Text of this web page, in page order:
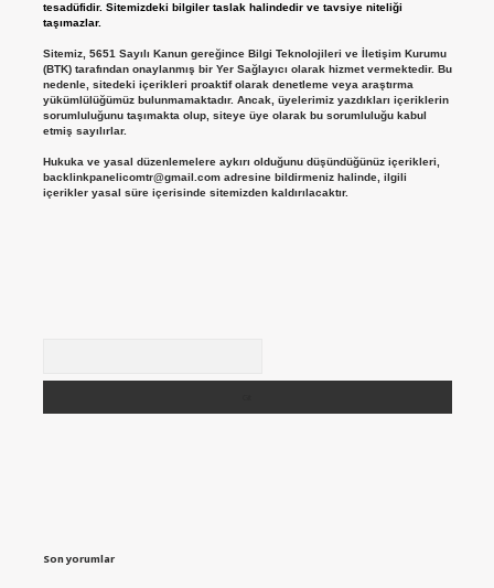
tesadüfidir. Sitemizdeki bilgiler taslak halindedir ve tavsiye niteliği
taşımazlar.
Sitemiz, 5651 Sayılı Kanun gereğince Bilgi Teknolojileri ve İletişim Kurumu
(BTK) tarafından onaylanmış bir Yer Sağlayıcı olarak hizmet vermektedir. Bu
nedenle, sitedeki içerikleri proaktif olarak denetleme veya araştırma
yükümlülüğümüz bulunmamaktadır. Ancak, üyelerimiz yazdıkları içeriklerin
sorumluluğunu taşımakta olup, siteye üye olarak bu sorumluluğu kabul
etmiş sayılırlar.
Hukuka ve yasal düzenlemelere aykırı olduğunu düşündüğünüz içerikleri,
backlinkpanelicomtr@gmail.comadresine bildirmeniz halinde, ilgili
içerikler yasal süre içerisinde sitemizden kaldırılacaktır.
Son yorumlar